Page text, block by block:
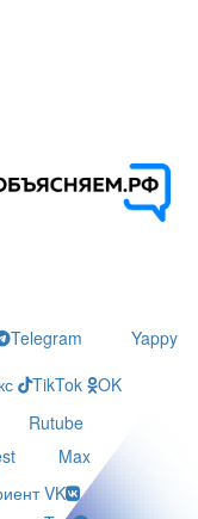
Telegram
Yappy
TikTok
OK
Rutube
Max
VK